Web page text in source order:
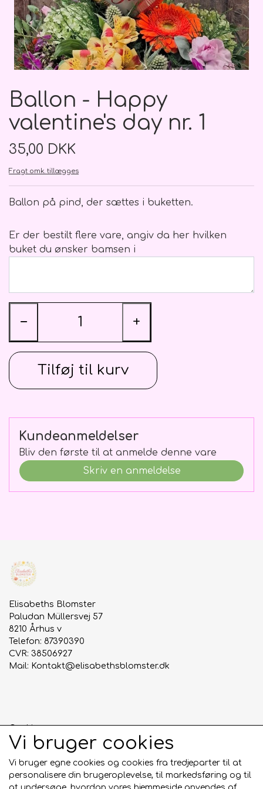
Nyuddannet/studenten
Nyfødt
Farsdag
God bedring
Roser
Bamser
Ballon
Kondolenceblomster, kort mv.
Kort
Bånd
Bårebuketter
Hjerter fyldte
Hjerter åbne
Bryllup
Brudebuket
Hårpynt
Brudgom
Pynt
Flower boks
Lækkerier
Kranse
Balloner m. tekst/motiv/figur
Balloner u. tekst
Træ skilte og ophæng
Gavekort
Rejsegilde
Bryllupsdag
Valentins dag
Nyuddannet/studenten
Kontakt os
Åbningstider
Fotobøger
Ballon - Happy
valentine's day nr. 1
35,00 DKK
Fragt omk. tillægges
Ballon på pind, der sættes i buketten.
Er der bestilt flere vare, angiv da her hvilken
buket du ønsker bamsen i
− +
Tilføj til kurv
Kundeanmeldelser
Bliv den første til at anmelde denne vare
Skriv en anmeldelse
Elisabeths Blomster
Paludan Müllersvej 57
8210 Århus v
Telefon: 87390390
CVR: 38506927
Mail: Kontakt@elisabethsblomster.dk
Cookies
Anmeldelser
Salgs- og leveringsbetingelser
Vi bruger cookies
Vi bruger egne cookies og cookies fra tredjeparter til at
personalisere din brugeroplevelse, til markedsføring og til